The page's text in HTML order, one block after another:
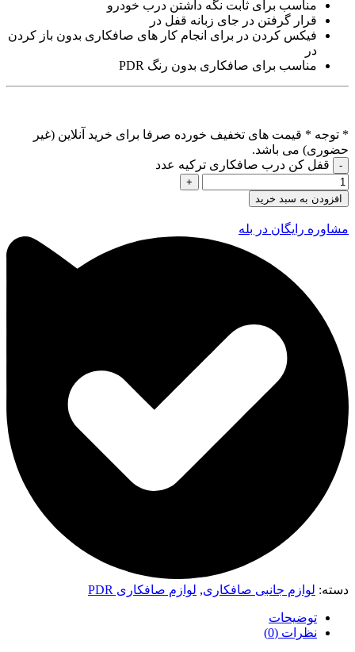
مناسب برای ثابت نگه داشتن درب خودرو
قرار گرفتن در جای زبانه قفل در
فیکس کردن در برای انجام کار های صافکاری بدون باز کردن
در
مناسب برای صافکاری بدون رنگ PDR
* توجه * قیمت های تخفیف خورده صرفا برای خرید آنلاین (غیر
حضوری) می باشد.
قفل کن درب صافکاری ترکیه عدد
افزودن به سبد خرید
مشاوره رایگان در بله
دسته: لوازم جانبی صافکاری, لوازم صافکاری PDR
توضیحات
نظرات (0)